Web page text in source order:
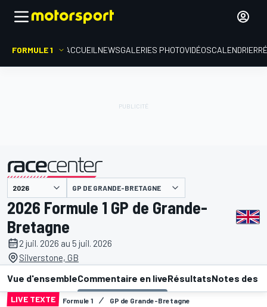
FORMULE 1 ACCUEIL NEWSGALERIES PHOTOVIDÉOSCALENDRIER
GP DE GRANDE-BRETAGNE
2026 Formule 1 GP de Grande-
Bretagne
2 juil. 2026 au 5 juil. 2026
Silverstone, GB
Vue d'ensembleCommentaire en liveRésultatsNotes des
LIVE TEXTE Formule 1 GP de Grande-Bretagne